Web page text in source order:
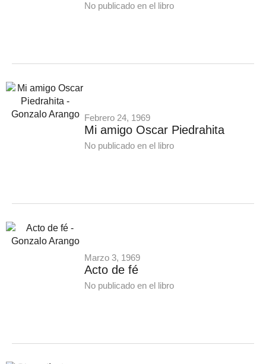
No publicado en el libro
Febrero 24, 1969
Mi amigo Oscar Piedrahita
No publicado en el libro
Marzo 3, 1969
Acto de fé
No publicado en el libro